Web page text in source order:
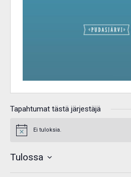
Tapahtumat tästä järjestäjä
Notice Ei tuloksia.
Tulossa
Valitse